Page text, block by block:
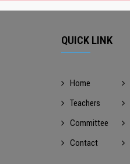
QUICK LINK
Home
Teachers
Committee
Contact